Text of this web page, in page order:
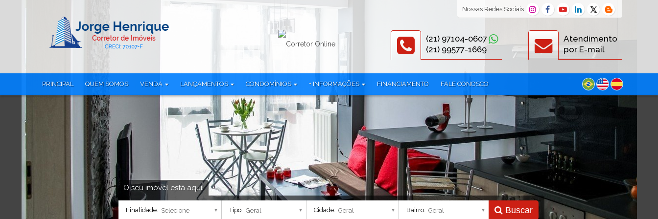
PRINCIPAL QUEM SOMOS VENDA
Apartamento Alto Padrão (1)
Apartamento Duplex (1)
Casa em Condomínio (16)
Loja (6)
Sala Comercial (3)
Studio (12)
LANÇAMENTOS
Apartamento (312)
Apartamento Triplex (1)
Casa em Condomínio (24)
Cobertura (23)
Cobertura Duplex (38)
Sala Comercial (3)
Studio (26)
Terreno (8)
CONDOMÍNIOS
3R Offices (1)
786 Prudente (2)
All Jardim Oceânico (1)
Alma Carioca - Breve Lançamento (4)
Alma Ipanema - Residencial (1)
AmÉricas 19 Cury (1)
Américas Club Residence - Fase 1 (1)
Américas Club Residence - Fase 2 (1)
Aqua Village Residence Club - Residencial (3)
Arte Botânica - Lojas (2)
+ INFORMAÇÕES
Documentos
Equipe
Política de privacidade
FINANCIAMENTO FALE CONOSCO
(21) 97104-0607
(21) 99577-1669
Atendimento
por E-mail
Nossas Redes Sociais
O seu imóvel está aqui!
Finalidade: Tipo: Cidade: Bairro: Buscar